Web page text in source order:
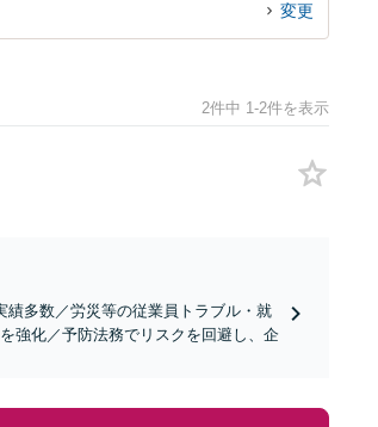
変更
2件中 1-2件を表示
績多数／労災等の従業員トラブル・就
強化／予防法務でリスクを回避し、企